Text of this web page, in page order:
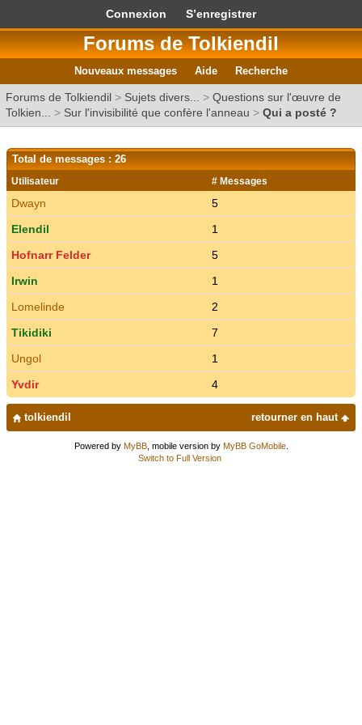
Connexion S’enregistrer
Forums de Tolkiendil
Nouveaux messages Aide Recherche
Forums de Tolkiendil > Sujets divers... > Questions sur l'œuvre de
Tolkien...
> Sur l'invisibilité que confère l'anneau > Qui a posté ?
Total de messages : 26
Utilisateur # Messages
Dwayn
5
Elendil
1
Hofnarr Felder
5
Irwin
1
Lomelinde
2
Tikidiki
7
Ungol
1
Yvdir
4
retourner en haut
tolkiendil
Powered by MyBB, mobile version by MyBB GoMobile.
Switch to Full Version